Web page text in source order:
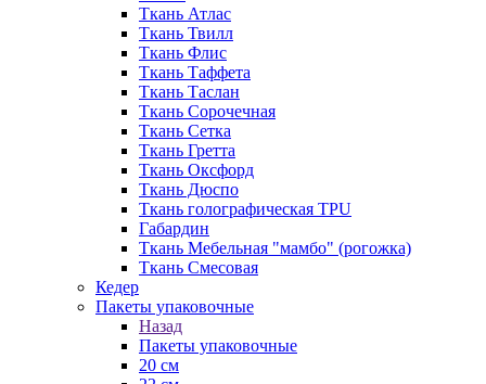
Ткань Атлас
Ткань Твилл
Ткань Флис
Ткань Таффета
Ткань Таслан
Ткань Сорочечная
Ткань Сетка
Ткань Гретта
Ткань Оксфорд
Ткань Дюспо
Ткань голографическая TPU
Габардин
Ткань Мебельная "мамбо" (рогожка)
Ткань Смесовая
Кедер
Пакеты упаковочные
Назад
Пакеты упаковочные
20 см